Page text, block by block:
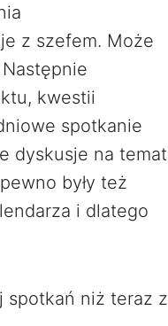
z szefem. Może
kwestii
spotkanie
dyskusje na temat
były też
i dlatego
spotkań niż teraz z